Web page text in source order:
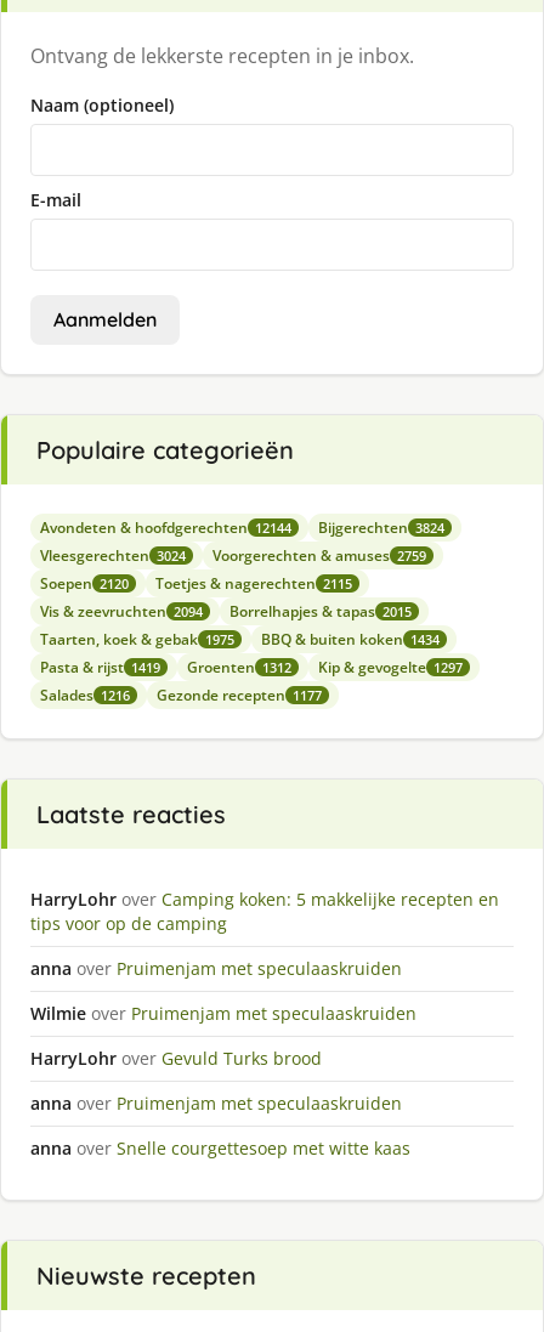
Ontvang de lekkerste recepten in je inbox.
Naam (optioneel)
E-mail
Aanmelden
Populaire categorieën
Avondeten & hoofdgerechten 12144 Bijgerechten 3824
Vleesgerechten 3024 Voorgerechten & amuses 2759
Soepen 2120 Toetjes & nagerechten 2115
Vis & zeevruchten 2094 Borrelhapjes & tapas 2015
Taarten, koek & gebak 1975 BBQ & buiten koken 1434
Pasta & rijst 1419 Groenten 1312 Kip & gevogelte 1297
Salades 1216 Gezonde recepten 1177
Laatste reacties
HarryLohr over Camping koken: 5 makkelijke recepten en
tips voor op de camping
anna over Pruimenjam met speculaaskruiden
Wilmie over Pruimenjam met speculaaskruiden
HarryLohr over Gevuld Turks brood
anna over Pruimenjam met speculaaskruiden
anna over Snelle courgettesoep met witte kaas
Nieuwste recepten